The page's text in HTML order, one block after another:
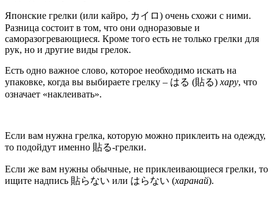
Японские грелки (или кайро, カイロ) очень схожи с ними.
Разница состоит в том, что они одноразовые и
саморазогревающиеся. Кроме того есть не только грелки для
рук, но и другие виды грелок.
Есть одно важное слово, которое необходимо искать на
упаковке, когда вы выбираете грелку – はる (貼る) хару, что
означает «наклеивать».
Если вам нужна грелка, которую можно приклеить на одежду,
то подойдут именно 貼る-грелки.
Если же вам нужны обычные, не приклеивающиеся грелки, то
ищите надпись 貼らない или はらない (харанай).